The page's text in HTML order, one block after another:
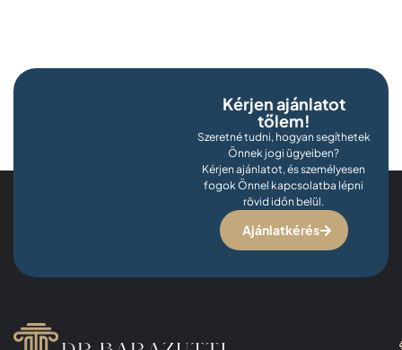
Kérjen ajánlatot
tőlem!
Szeretné tudni, hogyan segíthetek
Önnek jogi ügyeiben?
Kérjen ajánlatot, és személyesen
fogok Önnel kapcsolatba lépni
rövid időn belül.
Ajánlatkérés